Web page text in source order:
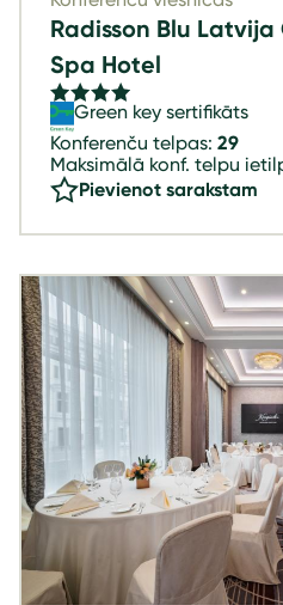
Radisson Blu
Spa Hotel
Green key sertifikāts
Konferenču telpas: 29
Maksimālā konf. telpu
Pievienot sarakstam